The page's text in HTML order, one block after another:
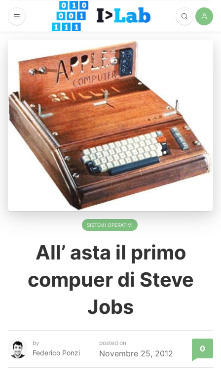
SISTEMI OPERATIVI
All’ asta il primo
compuer di Steve
Jobs
by
Federico Ponzi
posted on
Novembre 25, 2012 0